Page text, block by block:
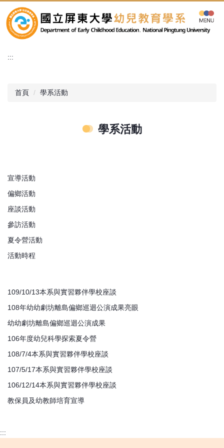
到
主
容
:::
首頁 學系活動
學系活動
宣導活動
偏鄉活動
座談活動
參訪活動
夏令營活動
活動時程
109/10/13本系與實習夥伴學校座談
108年幼幼劇坊離島偏鄉巡迴公演成果亮眼
幼幼劇坊離島偏鄉巡迴公演成果
106年度幼兒科學探索夏令營
108/7/4本系與實習夥伴學校座談
107/5/17本系與實習夥伴學校座談
106/12/14本系與實習夥伴學校座談
教保員及幼教師培育宣導
:::